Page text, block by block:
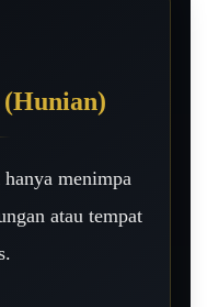
(Hunian)
menimpa
atau tempat